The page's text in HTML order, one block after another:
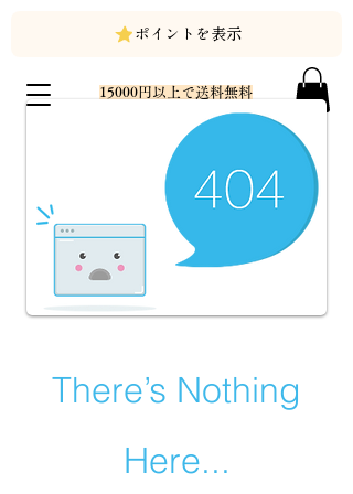
ポイントを表示
15000円以上で送料無料
There’s Nothing
Here...